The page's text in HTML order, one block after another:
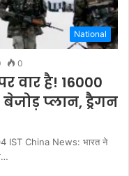
National
0
वार है! 16000
प्‍लान, ड्रैगन
China News: भारत ने